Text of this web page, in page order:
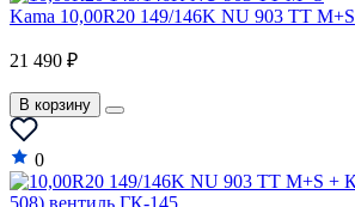
Kama 10,00R20 149/146K NU 903 TT M+S
21 490 ₽
В корзину
0